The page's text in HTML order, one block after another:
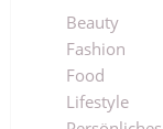
Beauty
Fashion
Food
Lifestyle